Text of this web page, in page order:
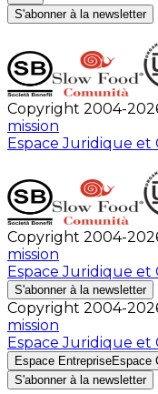
S'abonner à la newsletter
Copyright 2004-
mission
Espace Juridique et
Copyright 2004-
mission
Espace Juridique et
S'abonner à la newsletter
Copyright 2004-
mission
Espace Juridique et
Espace EntrepriseEspace
S'abonner à la newsletter